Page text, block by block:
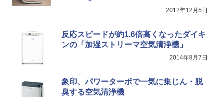
2012年12月5日
反応スピードが約1.6倍高くなったダイキ
ンの「加湿ストリーマ空気清浄機」
2014年8月7日
象印、パワーターボで一気に集じん・脱
臭する空気清浄機